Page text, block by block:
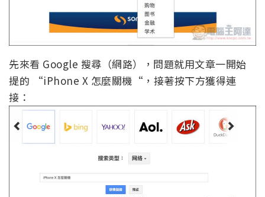
先來看 Google 搜尋（網路），問題就用文章一開始
提的 “iPhone X 怎麼關機“，接著按下方獲得連
接：